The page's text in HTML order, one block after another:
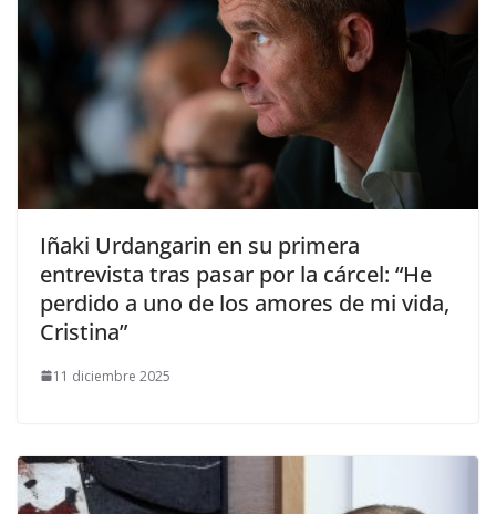
​Iñaki Urdangarin en su primera
entrevista tras pasar por la cárcel: “He
perdido a uno de los amores de mi vida,
Cristina”
11 diciembre 2025